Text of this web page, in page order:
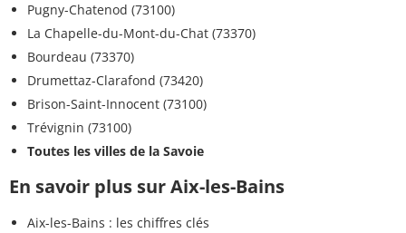
Pugny-Chatenod (73100)
La Chapelle-du-Mont-du-Chat (73370)
Bourdeau (73370)
Drumettaz-Clarafond (73420)
Brison-Saint-Innocent (73100)
Trévignin (73100)
Toutes les villes de la Savoie
En savoir plus sur Aix-les-Bains
Aix-les-Bains : les chiffres clés